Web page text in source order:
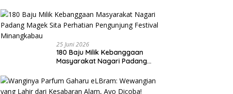
25 Juni 2026
180 Baju Milik Kebanggaan
Masyarakat Nagari Padang
Pengunjung Festival
Minangkabau